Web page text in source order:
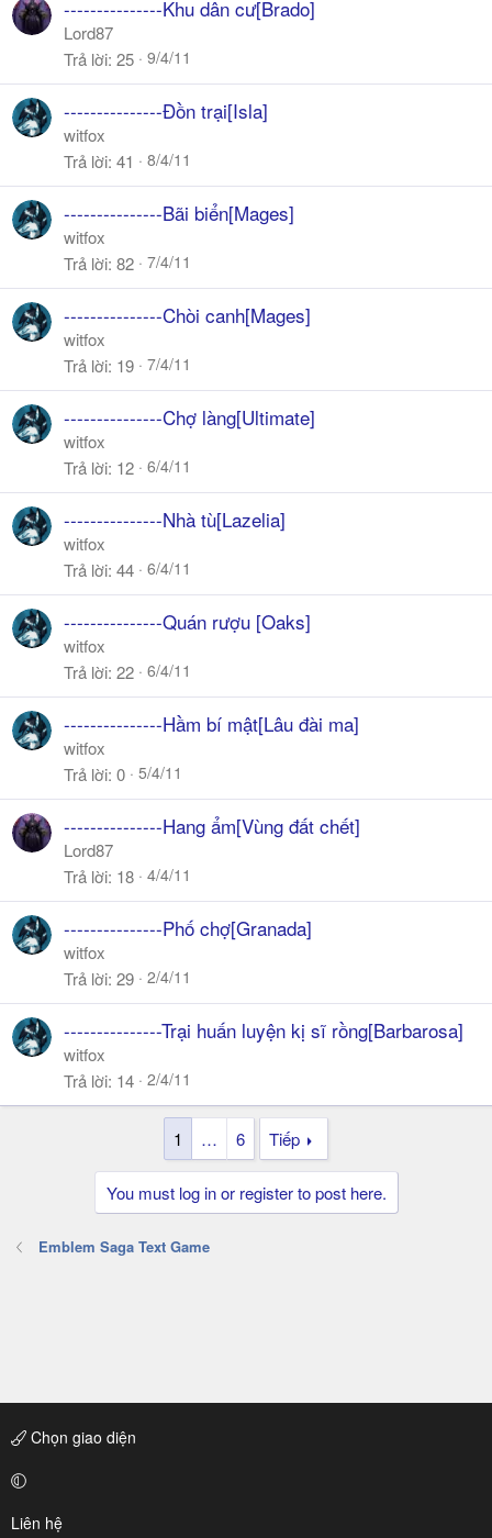
---------------Khu dân cư[Brado]
Lord87
Trả lời 25 9/4/11
---------------Đồn trại[Isla]
witfox
Trả lời 41 8/4/11
---------------Bãi biển[Mages]
witfox
Trả lời 82 7/4/11
---------------Chòi canh[Mages]
witfox
Trả lời 19 7/4/11
---------------Chợ làng[Ultimate]
witfox
Trả lời 12 6/4/11
---------------Nhà tù[Lazelia]
witfox
Trả lời 44 6/4/11
---------------Quán rượu [Oaks]
witfox
Trả lời 22 6/4/11
---------------Hầm bí mật[Lâu đài ma]
witfox
Trả lời 0 5/4/11
---------------Hang ẩm[Vùng đất chết]
Lord87
Trả lời 18 4/4/11
---------------Phố chợ[Granada]
witfox
Trả lời 29 2/4/11
---------------Trại huấn luyện kị sĩ rồng[Barbarosa]
witfox
Trả lời 14 2/4/11
1 … 6 Tiếp
You must log in or register to post here.
Emblem Saga Text Game
Chọn giao diện
Liên hệ